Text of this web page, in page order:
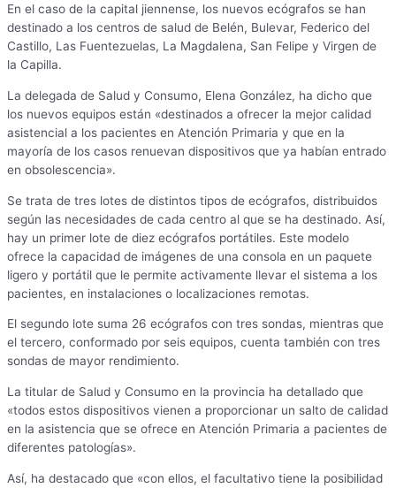
En el caso de la capital jiennense, los nuevos ecógrafos se han
destinado a los centros de salud de Belén, Bulevar, Federico del
Castillo, Las Fuentezuelas, La Magdalena, San Felipe y Virgen de
la Capilla.
La delegada de Salud y Consumo, Elena González, ha dicho que
los nuevos equipos están «destinados a ofrecer la mejor calidad
asistencial a los pacientes en Atención Primaria y que en la
mayoría de los casos renuevan dispositivos que ya habían entrado
en obsolescencia».
Se trata de tres lotes de distintos tipos de ecógrafos, distribuidos
según las necesidades de cada centro al que se ha destinado. Así,
hay un primer lote de diez ecógrafos portátiles. Este modelo
ofrece la capacidad de imágenes de una consola en un paquete
ligero y portátil que le permite activamente llevar el sistema a los
pacientes, en instalaciones o localizaciones remotas.
El segundo lote suma 26 ecógrafos con tres sondas, mientras que
el tercero, conformado por seis equipos, cuenta también con tres
sondas de mayor rendimiento.
La titular de Salud y Consumo en la provincia ha detallado que
«todos estos dispositivos vienen a proporcionar un salto de calidad
en la asistencia que se ofrece en Atención Primaria a pacientes de
diferentes patologías».
Así, ha destacado que «con ellos, el facultativo tiene la posibilidad